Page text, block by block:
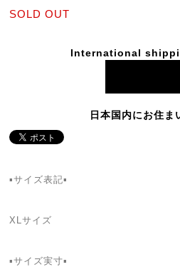
SOLD OUT
International
日本国内にお住ま
▪️サイズ表記▪️
XLサイズ
▪️サイズ実寸▪️